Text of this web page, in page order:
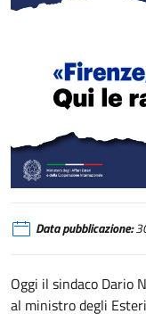
Tajani: «Firenze, capitale
Data pubblicazione:
Oggi il sindaco Dario
al ministro degli